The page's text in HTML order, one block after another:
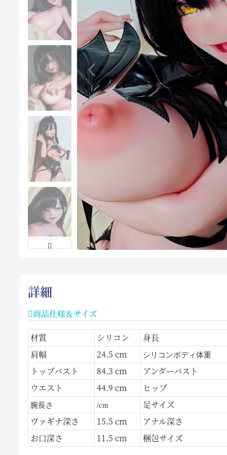
詳細
商品仕様＆サイズ
材質 シリコン
身長
肩幅
24.5 cm シリコンボディ体重
トップバスト 84.3 cm
アンダーバスト
ウエスト
44.9 cm ヒップ
腕長さ /cm
足サイズ
ヴァギナ深さ
15.5 cm
アナル深さ
お口深さ
11.5 cm 梱包サイズ